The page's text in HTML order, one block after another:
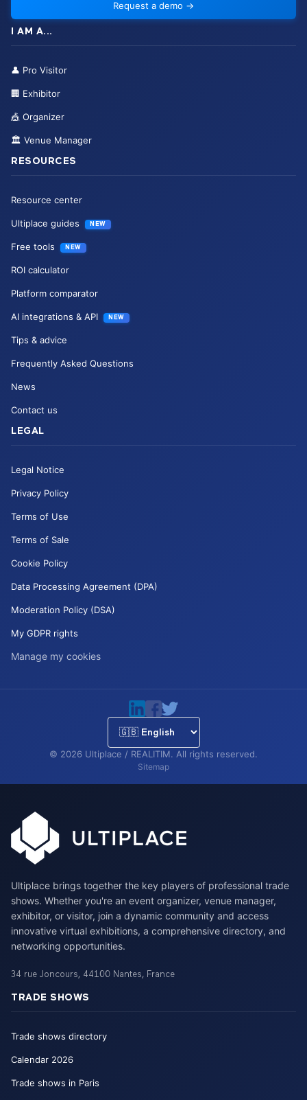
Request a demo →
I AM A...
👤 Pro Visitor
🏢 Exhibitor
🎪 Organizer
🏛️ Venue Manager
RESOURCES
Resource center
Ultiplace guides NEW
Free tools NEW
ROI calculator
Platform comparator
AI integrations & API NEW
Tips & advice
Frequently Asked Questions
News
Contact us
LEGAL
Legal Notice
Privacy Policy
Terms of Use
Terms of Sale
Cookie Policy
Data Processing Agreement (DPA)
Moderation Policy (DSA)
My GDPR rights
Manage my cookies
© 2026 Ultiplace / REALITIM. All rights reserved.
Sitemap
Ultiplace brings together the key players of professional trade
shows. Whether you're an event organizer, venue manager,
exhibitor, or visitor, join a dynamic community and access
innovative virtual exhibitions, a comprehensive directory, and
networking opportunities.
34 rue Joncours, 44100 Nantes, France
TRADE SHOWS
Trade shows directory
Calendar 2026
Trade shows in Paris